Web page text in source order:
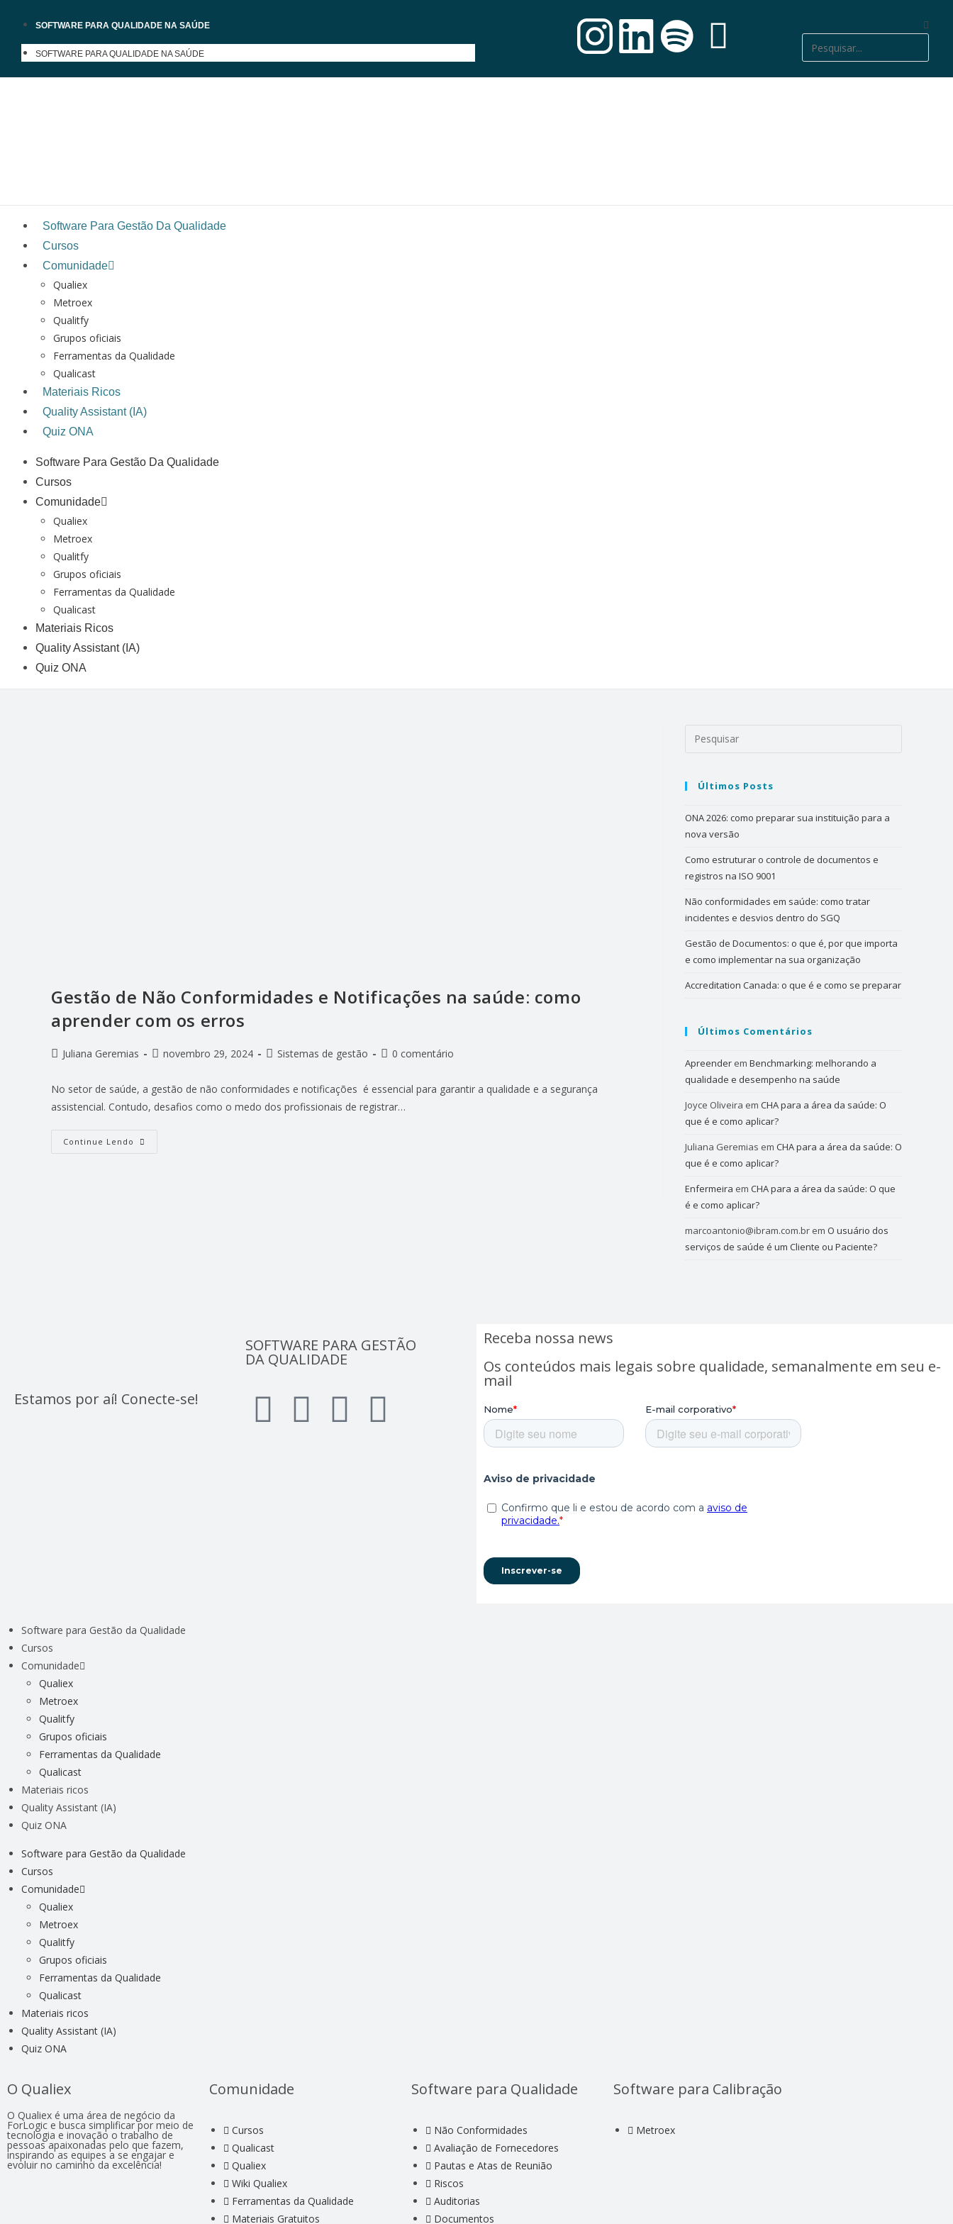
SOFTWARE PARA QUALIDADE NA SAÚDE
SOFTWARE PARA QUALIDADE NA SAÚDE
Software Para Gestão Da Qualidade
Cursos
Comunidade
Qualiex
Metroex
Qualitfy
Grupos oficiais
Ferramentas da Qualidade
Qualicast
Materiais Ricos
Quality Assistant (IA)
Quiz ONA
Software Para Gestão Da Qualidade
Cursos
Comunidade
Qualiex
Metroex
Qualitfy
Grupos oficiais
Ferramentas da Qualidade
Qualicast
Materiais Ricos
Quality Assistant (IA)
Quiz ONA
Gestão de Não Conformidades e Notificações na saúde: como
aprender com os erros
Juliana Geremias novembro 29, 2024 Sistemas de gestão 0 comentário
No setor de saúde, a gestão de não conformidades e notificações é essencial para garantir a qualidade e a segurança
assistencial. Contudo, desafios como o medo dos profissionais de registrar…
Continue Lendo
Últimos Posts
ONA 2026: como preparar sua instituição para a
nova versão
Como estruturar o controle de documentos e
registros na ISO 9001
Não conformidades em saúde: como tratar
incidentes e desvios dentro do SGQ
Gestão de Documentos: o que é, por que importa
e como implementar na sua organização
Accreditation Canada: o que é e como se preparar
Últimos Comentários
Apreender em Benchmarking: melhorando a
qualidade e desempenho na saúde
Joyce Oliveira em CHA para a área da saúde: O
que é e como aplicar?
Juliana Geremias em CHA para a área da saúde: O
que é e como aplicar?
Enfermeira em CHA para a área da saúde: O que
é e como aplicar?
marcoantonio@ibram.com.br em O usuário dos
serviços de saúde é um Cliente ou Paciente?
SOFTWARE PARA GESTÃO
DA QUALIDADE
Estamos por aí! Conecte-se!
Receba nossa news
Os conteúdos mais legais sobre qualidade, semanalmente em seu e-
mail
Software para Gestão da Qualidade
Cursos
Comunidade
Qualiex
Metroex
Qualitfy
Grupos oficiais
Ferramentas da Qualidade
Qualicast
Materiais ricos
Quality Assistant (IA)
Quiz ONA
Software para Gestão da Qualidade
Cursos
Comunidade
Qualiex
Metroex
Qualitfy
Grupos oficiais
Ferramentas da Qualidade
Qualicast
Materiais ricos
Quality Assistant (IA)
Quiz ONA
O Qualiex
O Qualiex é uma área de negócio da
ForLogic e busca simplificar por meio de
tecnologia e inovação o trabalho de
pessoas apaixonadas pelo que fazem,
inspirando as equipes a se engajar e
evoluir no caminho da excelência!
Comunidade
Cursos
Qualicast
Qualiex
Wiki Qualiex
Ferramentas da Qualidade
Materiais Gratuitos
Software para Qualidade
Não Conformidades
Avaliação de Fornecedores
Pautas e Atas de Reunião
Riscos
Auditorias
Documentos
Software para Calibração
Metroex